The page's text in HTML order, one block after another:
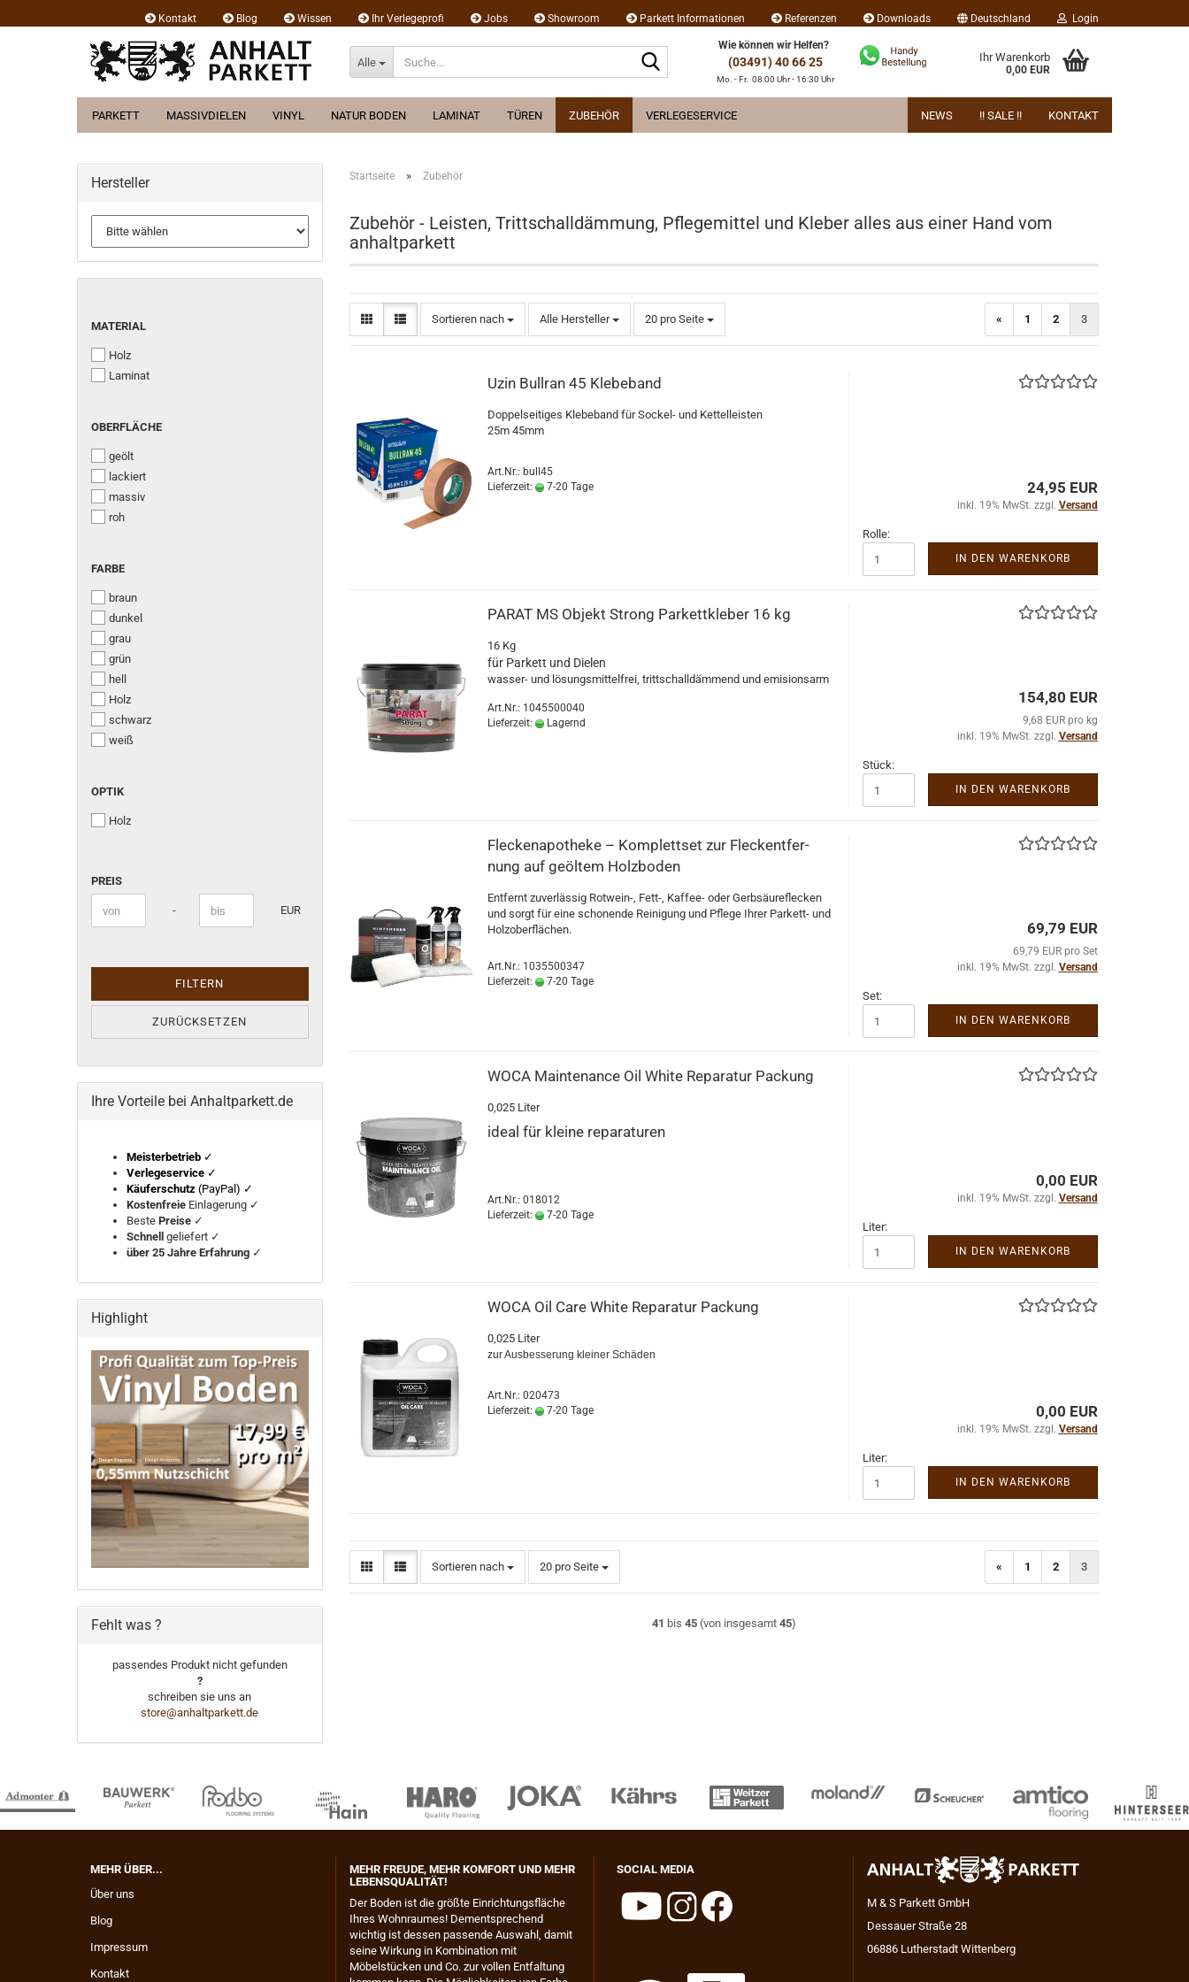
Kontakt Blog Wissen Ihr Verlegeprofi Jobs Showroom Parkett Informationen Referenzen Downloads Deutschland Login
Alle
Wie können wir Helfen?
(03491) 40 66 25
Mo. - Fr. 08:00 Uhr - 16:30 Uhr
Ihr Warenkorb
0,00 EUR
PARKETT MASSIVDIELEN VINYL NATUR BODEN LAMINAT TÜREN ZUBEHÖR VERLEGESERVICE NEWS !! SALE !! KONTAKT
Startseite » Zubehör
Zubehör - Leisten, Trittschalldämmung, Pflegemittel und Kleber alles aus einer Hand vom
anhaltparkett
Sortieren nach
Sortieren nach Alle Hersteller 20 pro Seite
pro Seite « 1 2 3
Uzin Bull­ran 45 Kle­be­band
Dop­pel­sei­ti­ges Kle­be­band für Sockel-​ und Ket­tel­leis­ten
25m 45mm
Art.Nr.: bull45
Lieferzeit:
7-20 Tage 24,95 EUR
inkl. 19% MwSt. zzgl. Versand
Rolle:
IN DEN WARENKORB
PARAT MS Ob­jekt Strong Par­kett­kle­ber 16 kg
16 Kg
für Par­kett und Die­len
wasser-​ und lö­sungs­mit­tel­frei, tritt­schall­däm­mend und emi­si­ons­arm
Art.Nr.: 1045500040
Lieferzeit:
Lagernd
154,80 EUR
9,68 EUR pro kg
inkl. 19% MwSt. zzgl. Versand
Stück:
IN DEN WARENKORB
Fle­cken­apo­the­ke – Kom­plett­set zur Fleck­ent­fer­
nung auf ge­öl­tem Holz­bo­den
Ent­fernt zu­ver­läs­sig Rotwein-​, Fett-, Kaffee-​ oder Gerb­säu­re­fle­cken
und sorgt für eine scho­nen­de Rei­ni­gung und Pfle­ge Ihrer Parkett-​ und
Holz­ober­flä­chen.
Art.Nr.: 1035500347
Lieferzeit:
7-20 Tage
69,79 EUR
69,79 EUR pro Set
inkl. 19% MwSt. zzgl. Versand
Set:
IN DEN WARENKORB
WOCA Main­ten­an­ce Oil White Re­pa­ra­tur Pa­ckung
0,025 Liter
ideal für klei­ne re­pa­ra­tu­ren
Art.Nr.: 018012
Lieferzeit:
7-20 Tage
0,00 EUR
inkl. 19% MwSt. zzgl. Versand
Liter:
IN DEN WARENKORB
WOCA Oil Care White Re­pa­ra­tur Pa­ckung
0,025 Liter
zur Aus­bes­se­rung klei­ner Schä­den
Art.Nr.: 020473
Lieferzeit:
7-20 Tage 0,00 EUR
inkl. 19% MwSt. zzgl. Versand
Liter:
IN DEN WARENKORB
Sortieren nach
Sortieren nach 20 pro Seite
pro Seite « 1 2 3
41 bis 45(von insgesamt 45)
Hersteller
MATERIAL
MATERIAL
Holz
Laminat
OBERFLÄCHE
OBERFLÄCHE
geölt
lackiert
massiv
roh
FARBE
FARBE
braun
dunkel
grau
grün
hell
Holz
schwarz
weiß
OPTIK
OPTIK
Holz
PREIS
Preis bis - EUR
FILTERN
ZURÜCKSETZEN
Ihre Vorteile bei Anhaltparkett.de
Meisterbetrieb ✓
Verlegeservice ✓
Käuferschutz (PayPal) ✓
Kostenfreie Einlagerung ✓
Beste Preise ✓
Schnell geliefert ✓
über 25 Jahre Erfahrung ✓
Highlight
Fehlt was ?
passendes Produkt nicht gefunden
?
schreiben sie uns an
store@anhaltparkett.de
MEHR ÜBER...
Über uns
Blog
Impressum
Kontakt
MEHR FREUDE, MEHR KOMFORT UND MEHR
LEBENSQUALITÄT!
​Der Boden ist die größte Einrichtungsfläche
Ihres Wohnraumes! Dementsprechend
wichtig ist dessen passende Auswahl, damit
seine Wirkung in Kombination mit
Möbelstücken und Co. zur vollen Entfaltung
SOCIAL MEDIA
M & S Parkett GmbH
Dessauer Straße 28
06886 Lutherstadt Wittenberg